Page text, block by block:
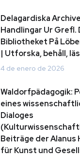
Delagardiska
Handlingar Ur Grefl.
Bibliotheket På
| Utforska, behåll, läs
4 de enero de 2026
Waldorfpädagogik:
eines
Dialoges
Beiträge der Alanus
für Kunst und